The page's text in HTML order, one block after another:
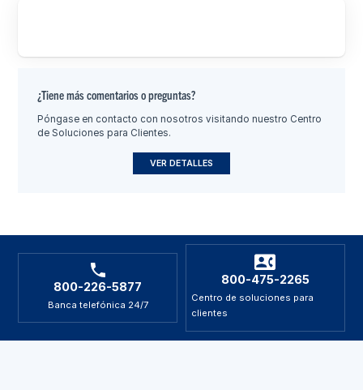
¿Tiene más comentarios o preguntas?
Póngase en contacto con nosotros visitando nuestro Centro
de Soluciones para Clientes.
VER DETALLES
800-226-5877
Banca telefónica 24/7
800-475-2265
Centro de soluciones para
clientes